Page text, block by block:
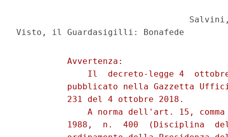
          Avvertenza:
Il  decreto-legge 4
pubblicato nella Gazzetta
          231 del 4 ottobre 2018.
A norma dell'art. 15,
1988,  n.  400  (Disciplina